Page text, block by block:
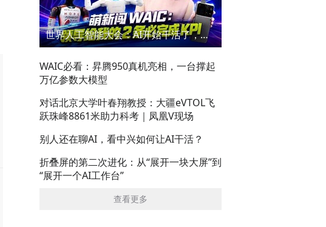
世界人工智能大会：AI开始干活了，但到底干的怎么样？萌新闯WAIC
WAIC必看：昇腾950真机亮相，一台撑起
万亿参数大模型
对话北京大学叶春翔教授：大疆eVTOL飞
跃珠峰8861米助力科考｜凤凰V现场
别人还在聊AI，看中兴如何让AI干活？
折叠屏的第二次进化：从“展开一块大屏”到
“展开一个AI工作台”
查看更多